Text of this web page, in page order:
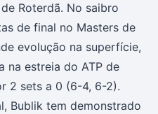
Roterdã. No saibro
de final no Masters de
evolução na superfície,
na estreia do ATP de
2 sets a 0 (6-4, 6-2).
Bublik tem demonstrado